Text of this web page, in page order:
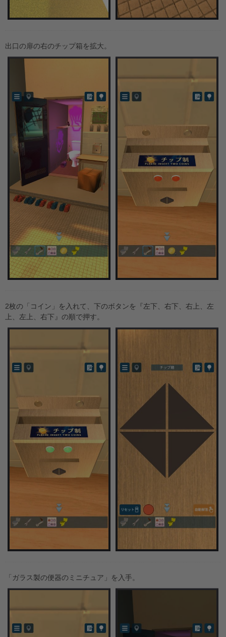
出口の扉の右のチップ箱を拡大。
2枚の「コイン」を入れて、下のボタンを『左下、右下、右上、左
上、左上、右下』の順で押す。
「ガラス製の便器のミニチュア」を入手。